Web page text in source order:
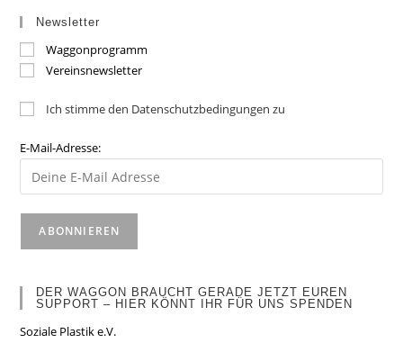
Newsletter
Waggonprogramm
Vereinsnewsletter
Ich stimme den Datenschutzbedingungen zu
E-Mail-Adresse:
DER WAGGON BRAUCHT GERADE JETZT EUREN
SUPPORT – HIER KÖNNT IHR FÜR UNS SPENDEN
Soziale Plastik e.V.